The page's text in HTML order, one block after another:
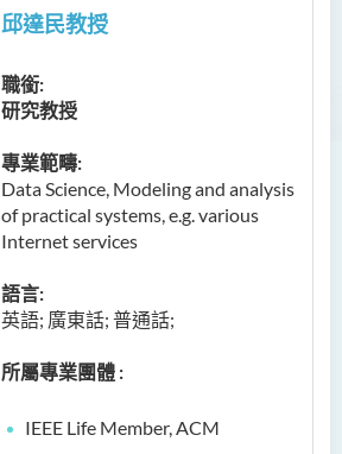
邱達民教授
職銜:
研究教授
專業範疇:
Data Science, Modeling and analysis
of practical systems, e.g. various
Internet services
語言:
英語; 廣東話; 普通話;
所屬專業團體 :
IEEE Life Member, ACM